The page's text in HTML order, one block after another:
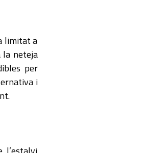
limitat a
la neteja
per
i